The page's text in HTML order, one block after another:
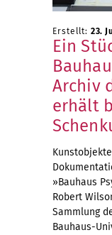
Erstellt: 23.
Ein
Archiv
erhält
»Bauhaus
Robert
Sammlung
Bauhaus-